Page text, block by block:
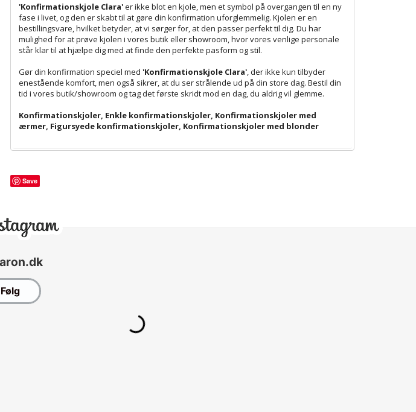
'Konfirmationskjole Clara'er ikke blot en kjole, men et symbol på overgangen til en ny
fase i livet, og den er skabt til at gøre din konfirmation uforglemmelig. Kjolen er en
bestillingsvare, hvilket betyder, at vi sørger for, at den passer perfekt til dig. Du har
mulighed for at prøve kjolen i vores butik eller showroom, hvor vores venlige personale
står klar til at hjælpe dig med at finde den perfekte pasform og stil.
Gør din konfirmation speciel med 'Konfirmationskjole Clara', der ikke kun tilbyder
enestående komfort, men også sikrer, at du ser strålende ud på din store dag. Bestil din
tid i vores butik/showroom og tag det første skridt mod en dag, du aldrig vil glemme.
Konfirmationskjoler, Enkle konfirmationskjoler, Konfirmationskjoler med
ærmer, Figursyede konfirmationskjoler, Konfirmationskjoler med blonder
Save